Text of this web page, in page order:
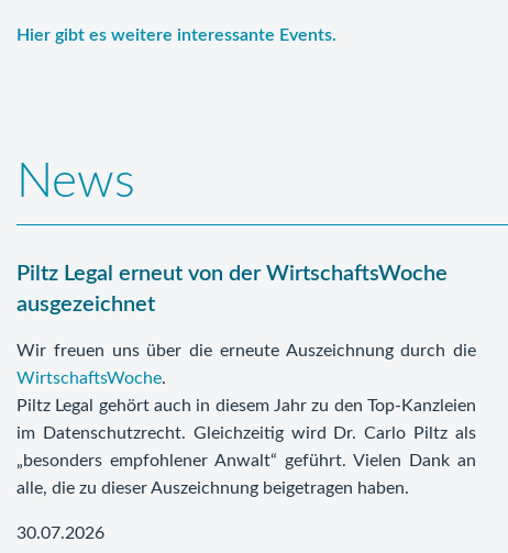
Hier gibt es weitere interessante Events.
News
Piltz Legal erneut von der WirtschaftsWoche
ausgezeichnet
Wir freuen uns über die erneute Auszeichnung durch die
WirtschaftsWoche.
Piltz Legal gehört auch in diesem Jahr zu den Top-Kanzleien
im Datenschutzrecht. Gleichzeitig wird Dr. Carlo Piltz als
„besonders empfohlener Anwalt“ geführt. Vielen Dank an
alle, die zu dieser Auszeichnung beigetragen haben.
30.07.2026